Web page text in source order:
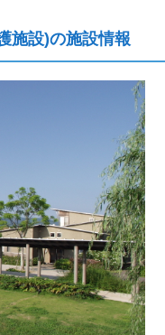
施設)の施設情報